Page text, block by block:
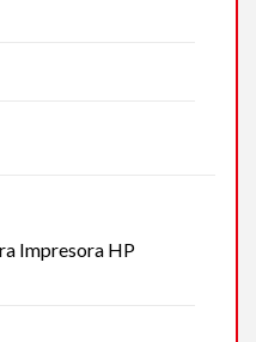
Impresora HP